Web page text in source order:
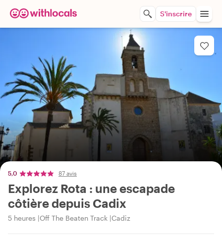
S'inscrire
5,0 87 avis
Explorez Rota : une escapade
côtière depuis Cadix
5 heures Off The Beaten Track Cadiz